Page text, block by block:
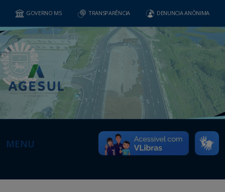
GOVERNO MS TRANSPARÊNCIA DENUNCIA ANÔNIMA
MENU